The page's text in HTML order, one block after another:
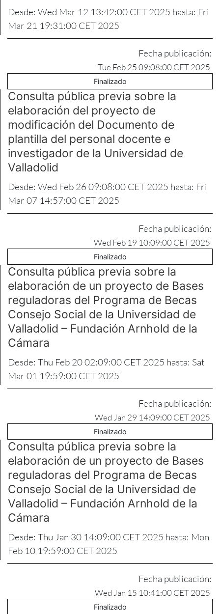
Desde: Wed Mar 12 13:42:00 CET 2025 hasta: Fri
Mar 21 19:31:00 CET 2025
Fecha publicación:
Tue Feb 25 09:08:00 CET 2025
Finalizado
Consulta pública previa sobre la
elaboración del proyecto de
modificación del Documento de
plantilla del personal docente e
investigador de la Universidad de
Valladolid
Desde: Wed Feb 26 09:08:00 CET 2025 hasta: Fri
Mar 07 14:57:00 CET 2025
Fecha publicación:
Wed Feb 19 10:09:00 CET 2025
Finalizado
Consulta pública previa sobre la
elaboración de un proyecto de Bases
reguladoras del Programa de Becas
Consejo Social de la Universidad de
Valladolid – Fundación Arnhold de la
Cámara
Desde: Thu Feb 20 02:09:00 CET 2025 hasta: Sat
Mar 01 19:59:00 CET 2025
Fecha publicación:
Wed Jan 29 14:09:00 CET 2025
Finalizado
Consulta pública previa sobre la
elaboración de un proyecto de Bases
reguladoras del Programa de Becas
Consejo Social de la Universidad de
Valladolid – Fundación Arnhold de la
Cámara
Desde: Thu Jan 30 14:09:00 CET 2025 hasta: Mon
Feb 10 19:59:00 CET 2025
Fecha publicación:
Wed Jan 15 10:41:00 CET 2025
Finalizado